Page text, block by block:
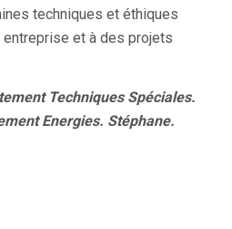
techniques et éthiques
et à des projets
Techniques Spéciales.
Energies. Stéphane.